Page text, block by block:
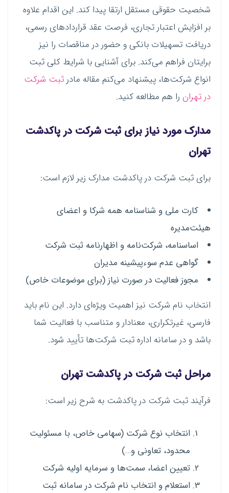
شخصیت حقوقی مستقل ارتقا پیدا کند. این اقدام علاوه
بر افزایش اعتبار تجاری، فرصت عقد قراردادهای رسمی،
دریافت تسهیلات بانکی و حضور در مناقصات را نیز
برایتان فراهم می‌کند. برای آشنایی با شرایط کلی ثبت
انواع شرکت‌ها، پیشنهاد می‌کنم مقاله مادرثبت شرکت
در تهران را هم مطالعه کنید.
مدارک مورد نیاز برای ثبت شرکت در پاکدشت
تهران
برای ثبت شرکت در پاکدشت مدارک زیر لازم است:
کارت ملی و شناسنامه همه شرکا و اعضای
هیئت‌مدیره
اساسنامه، شرکت‌نامه و اظهارنامه ثبت شرکت
گواهی عدم سوءپیشینه مدیران
مجوز فعالیت در صورت نیاز (برای موضوعات خاص)
انتخاب نام شرکت نیز اهمیت ویژه‌ای دارد. این نام باید
فارسی، غیرتکراری، معنادار و متناسب با فعالیت شما
باشد و در سامانه اداره ثبت شرکت‌ها تأیید شود.
مراحل ثبت شرکت در پاکدشت تهران
فرآیند ثبت شرکت در پاکدشت به شرح زیر است:
انتخاب نوع شرکت (سهامی خاص، با مسئولیت
محدود، تعاونی و…)
تعیین اعضا، سمت‌ها و سرمایه اولیه شرکت
استعلام و انتخاب نام شرکت در سامانه ثبت